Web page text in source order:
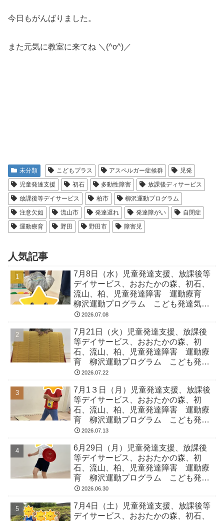
今日もがんばりました。
また元気に教室に来てね ＼(^o^)／
未分類 こどもプラス アスペルガー症候群
児発
児童発達支援
初石 多動性障害
放課後ディサービス
放課後等デイサービス
柏市
柳沢運動プログラム
注意欠如
流山市 発達遅れ 発達障がい
自閉症
運動療育
野田 野田市 障害児
人気記事
7月8日（水）児童発達支援、放課後等
デイサービス、おおたかの森、初石、
流山、柏、児童発達障害 運動療育
柳沢運動プログラム こども発達気に
なる 発達障害 放デイ 自閉症
2026.07.08
7月21日（火）児童発達支援、放課後
等デイサービス、おおたかの森、初
石、流山、柏、児童発達障害 運動療
育 柳沢運動プログラム こども発達
気になる 発達障害 放デイ 自閉
2026.07.22
7月1３日（月）児童発達支援、放課後
等デイサービス、おおたかの森、初
石、流山、柏、児童発達障害 運動療
育 柳沢運動プログラム こども発達
気になる 発達障害 放デイ 自閉
2026.07.13
6月29日（月）児童発達支援、放課後
等デイサービス、おおたかの森、初
石、流山、柏、児童発達障害 運動療
育 柳沢運動プログラム こども発達
気になる 発達障害 放デイ 自閉
2026.06.30
7月4日（土）児童発達支援、放課後等
デイサービス、おおたかの森、初石、